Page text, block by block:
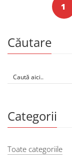
1
Căutare
Categorii
Toate categoriile